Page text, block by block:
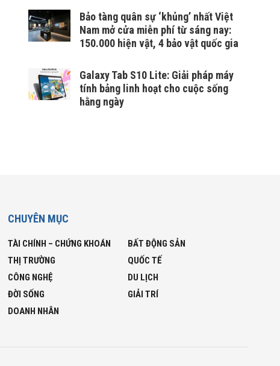
Bảo tàng quân sự ‘khủng’ nhất Việt
Nam mở cửa miễn phí từ sáng nay:
150.000 hiện vật, 4 bảo vật quốc gia
Galaxy Tab S10 Lite: Giải pháp máy
tính bảng linh hoạt cho cuộc sống
hằng ngày
CHUYÊN MỤC
TÀI CHÍNH – CHỨNG KHOÁN
BẤT ĐỘNG SẢN
THỊ TRƯỜNG
QUỐC TẾ
CÔNG NGHỆ
DU LỊCH
ĐỜI SỐNG
GIẢI TRÍ
DOANH NHÂN